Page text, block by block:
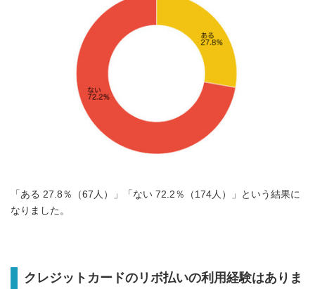
「ある 27.8％（67人）」「ない 72.2％（174人）」という結果に
なりました。
クレジットカードのリボ払いの利用経験はありま